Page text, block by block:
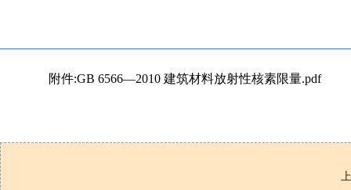
附件:GB 6566—2010 建筑材料放射性核素限量.pdf